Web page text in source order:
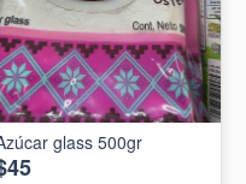
glass 500gr